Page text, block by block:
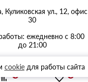
Куликовская ул., 12, офис
30
ежедневно с 8:00
до 21:00
cookieдля работы сайта